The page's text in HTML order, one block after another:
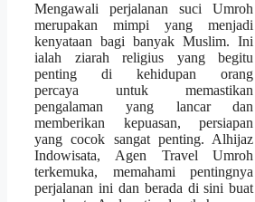
Mengawali perjalanan suci Umroh
merupakan mimpi yang menjadi
kenyataan bagi banyak Muslim. Ini
ialah ziarah religius yang begitu
penting di kehidupan orang
percaya untuk memastikan
pengalaman yang lancar dan
memberikan kepuasan, persiapan
yang cocok sangat penting. Alhijaz
Indowisata, Agen Travel Umroh
terkemuka, memahami pentingnya
perjalanan ini dan berada di sini buat